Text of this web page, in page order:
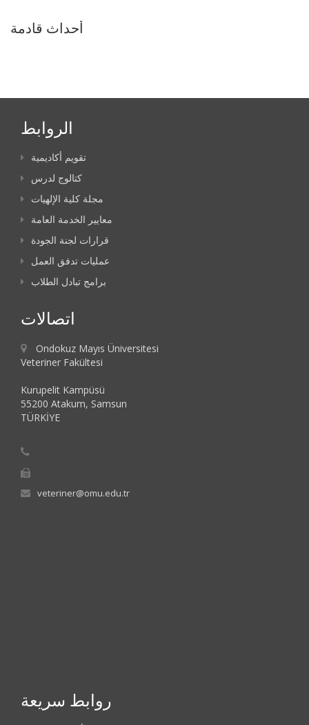
أحداث قادمة
الروابط
تقويم أكاديمية
كتالوج لدرس
مجلة كلية الإلهيات
معايير الخدمة العامة
قرارات لجنة الجودة
عمليات تدفق العمل
برامج تبادل الطلاب
اتصالات
Ondokuz Mayıs Üniversitesi
Veteriner Fakültesi
Kurupelit Kampüsü
55200 Atakum, Samsun
TÜRKİYE
veteriner@omu.edu.tr
روابط سريعة